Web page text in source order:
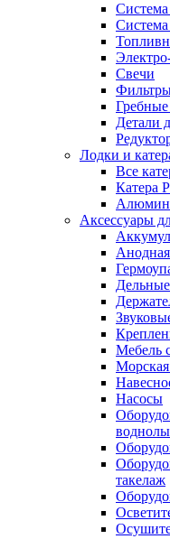
Свечи
Детали
Лодки и
Все
Катера
Аксессуары
Мебель
Морская
Насосы
такелаж